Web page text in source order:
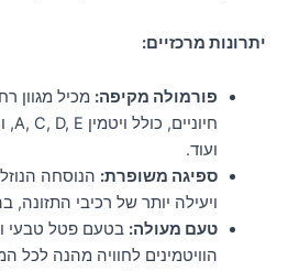
יתרונות מרכזיים:
פורמולה מקיפה: מכיל מגוון
ועוד.
ספיגה משופרת: הנוסחה
ויעילה יותר של רכיבי התזונה,
טעם מעולה: בטעם פטל טבעי
הוויטמינים לחוויה מהנה לכל